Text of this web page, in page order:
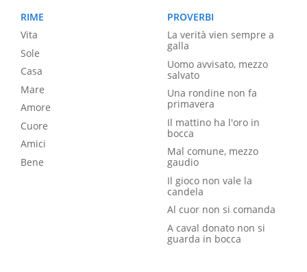
RIME
Vita
Sole
Casa
Mare
Amore
Cuore
Amici
Bene
PROVERBI
La verità vien sempre a
galla
Uomo avvisato, mezzo
salvato
Una rondine non fa
primavera
Il mattino ha l'oro in
bocca
Mal comune, mezzo
gaudio
Il gioco non vale la
candela
Al cuor non si comanda
A caval donato non si
guarda in bocca